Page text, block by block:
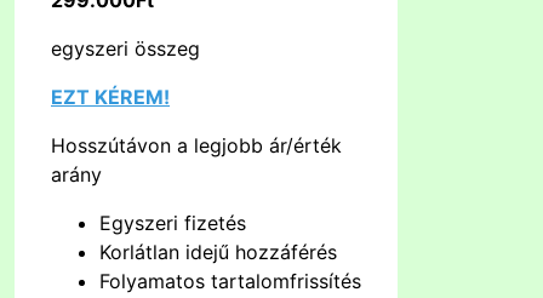
egyszeri összeg
EZT KÉREM!
Hosszútávon a legjobb ár/érték
arány
Egyszeri fizetés
Korlátlan idejű hozzáférés
Folyamatos tartalomfrissítés